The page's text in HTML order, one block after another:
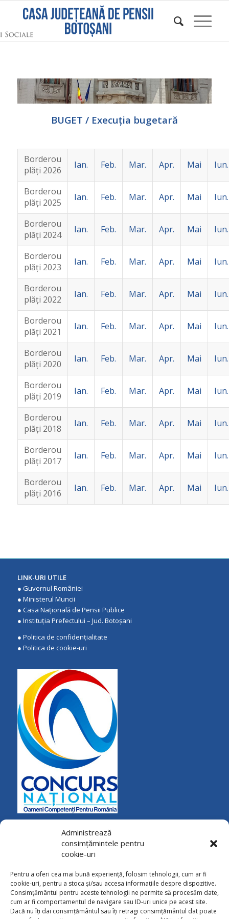
Administrează
consimțămintele pentru
cookie-uri
Pentru a oferi cea mai bună experiență, folosim tehnologii, cum ar fi
cookie-uri, pentru a stoca și/sau accesa informațiile despre dispozitive.
Consimțământul pentru aceste tehnologii ne permite să procesăm date,
cum ar fi comportamentul de navigare sau ID-uri unice pe acest site.
Dacă nu îți dai consimțământul sau îți retragi consimțământul dat poate
BUGET / Execuția bugetară
Borderou
plăţi 2026
Ian. Feb. Mar. Apr. Mai Iun.
Borderou
plăţi 2025
Ian. Feb. Mar. Apr. Mai Iun.
Borderou
plăţi 2024
Ian. Feb. Mar. Apr. Mai Iun.
Borderou
plăţi 2023
Ian. Feb. Mar. Apr. Mai Iun.
Borderou
plăţi 2022
Ian. Feb. Mar. Apr. Mai Iun.
Borderou
plăţi 2021
Ian. Feb. Mar. Apr. Mai Iun.
Borderou
plăţi 2020
Ian. Feb. Mar. Apr. Mai Iun.
Borderou
plăţi 2019 Ian. Feb. Mar. Apr. Mai Iun.
Borderou
plăţi 2018
Ian. Feb. Mar. Apr. Mai Iun.
Borderou
plăţi 2017
Ian. Feb. Mar. Apr. Mai Iun.
Borderou
plăţi 2016
Ian. Feb. Mar. Apr. Mai Iun.
LINK-URI UTILE
● Guvernul României
● Ministerul Muncii
● Casa Națională de Pensii Publice
● Instituţia Prefectului – Jud. Botoşani
● Politica de confidenţialitate
● Politica de cookie-uri